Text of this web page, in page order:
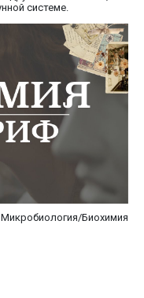
системе.
Биохимия